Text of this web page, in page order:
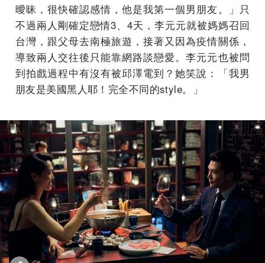
曖昧，很快確認感情，他是我第一個男朋友。」只
不過兩人剛確定戀情3、4天，李元元就被媽媽召回
台灣，跟父母去南極旅遊，接著又因為疫情關係，
導致兩人交往後只能靠網路談戀愛。李元元也被問
到拍戲過程中有沒有被邱澤電到？她笑說：「我男
朋友是美國黑人耶！完全不同的style。」